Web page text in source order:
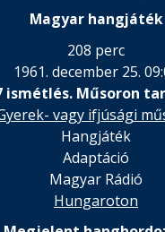
Magyar hangjáték
208 perc
1961. december 25.
ismétlés. Műsoron
vagy ifjúsági
Hangjáték
Adaptáció
Magyar Rádió
Hungaroton